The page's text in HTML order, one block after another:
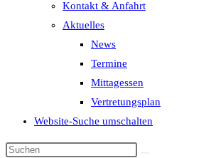
Kontakt & Anfahrt
Aktuelles
News
Termine
Mittagessen
Vertretungsplan
Website-Suche umschalten